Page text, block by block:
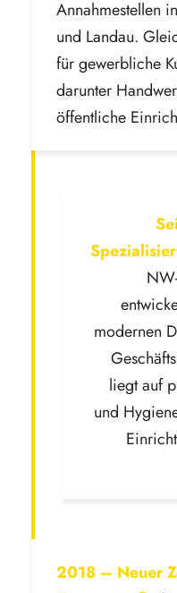
Annahmestellen
und Landau.
für gewerbliche
darunter
öffentliche
modernen
liegt auf
und
2018 – Neuer